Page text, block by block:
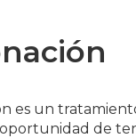
es un
de